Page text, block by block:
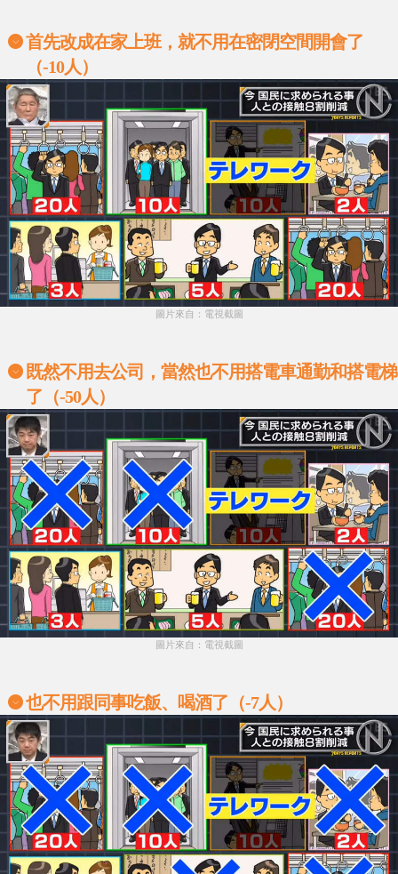
首先改成在家上班，就不用在密閉空間開會了
（-10人）
圖片來自：電視截圖
既然不用去公司，當然也不用搭電車通勤和搭電梯
了（-50人）
圖片來自：電視截圖
也不用跟同事吃飯、喝酒了（-7人）